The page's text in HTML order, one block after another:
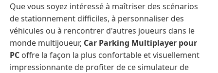
Que vous soyez intéressé à maîtriser des scénarios
de stationnement difficiles, à personnaliser des
véhicules ou à rencontrer d'autres joueurs dans le
monde multijoueur, Car Parking Multiplayer pour
PC offre la façon la plus confortable et visuellement
impressionnante de profiter de ce simulateur de